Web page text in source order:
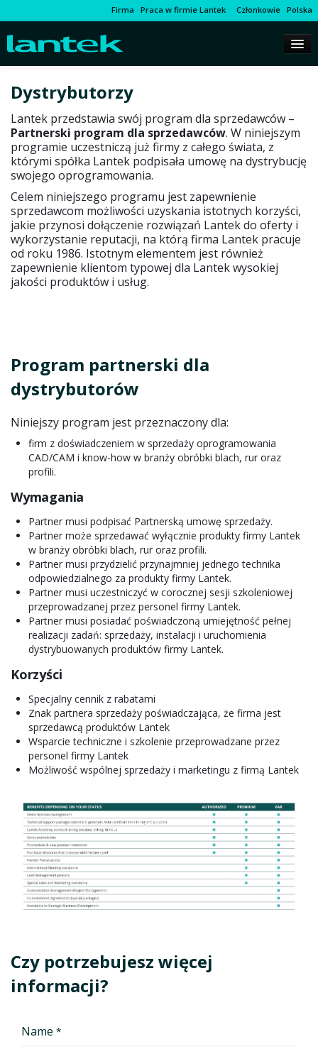
Firma Praca w firmie Lantek Członkowie Polska
Dystrybutorzy
Lantek przedstawia swój program dla sprzedawców –
Partnerski program dla sprzedawców. W niniejszym
programie uczestniczą już firmy z całego świata, z
którymi spółka Lantek podpisała umowę na dystrybucję
swojego oprogramowania.
Celem niniejszego programu jest zapewnienie
sprzedawcom możliwości uzyskania istotnych korzyści,
jakie przynosi dołączenie rozwiązań Lantek do oferty i
wykorzystanie reputacji, na którą firma Lantek pracuje
od roku 1986. Istotnym elementem jest również
zapewnienie klientom typowej dla Lantek wysokiej
jakości produktów i usług.
Program partnerski dla
dystrybutorów
Niniejszy program jest przeznaczony dla:
firm z doświadczeniem w sprzedaży oprogramowania
CAD/CAM i know-how w branży obróbki blach, rur oraz
profili.
Wymagania
Partner musi podpisać Partnerską umowę sprzedaży.
Partner może sprzedawać wyłącznie produkty firmy Lantek
w branży obróbki blach, rur oraz profili.
Partner musi przydzielić przynajmniej jednego technika
odpowiedzialnego za produkty firmy Lantek.
Partner musi uczestniczyć w corocznej sesji szkoleniowej
przeprowadzanej przez personel firmy Lantek.
Partner musi posiadać poświadczoną umiejętność pełnej
realizacji zadań: sprzedaży, instalacji i uruchomienia
dystrybuowanych produktów firmy Lantek.
Korzyści
Specjalny cennik z rabatami
Znak partnera sprzedaży poświadczająca, że firma jest
sprzedawcą produktów Lantek
Wsparcie techniczne i szkolenie przeprowadzane przez
personel firmy Lantek
Możliwość wspólnej sprzedaży i marketingu z firmą Lantek
Czy potrzebujesz więcej
informacji?